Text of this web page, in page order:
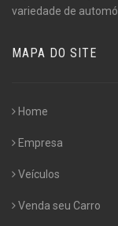
variedade de
MAPA DO SITE
Home
Empresa
Veículos
Venda seu Carro